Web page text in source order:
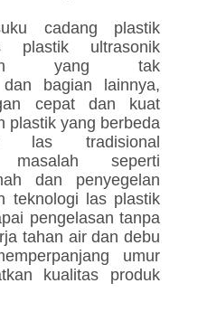
cadang plastik
plastik ultrasonik
yang tak
dan bagian lainnya,
cepat dan kuat
plastik yang berbeda
las tradisional
seperti
dan penyegelan
teknologi las plastik
pengelasan tanpa
tahan air dan debu
umur
kualitas produk